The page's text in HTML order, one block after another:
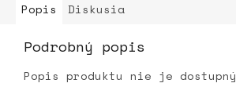
Popis Diskusia
Podrobný popis
Popis produktu nie je dostupný